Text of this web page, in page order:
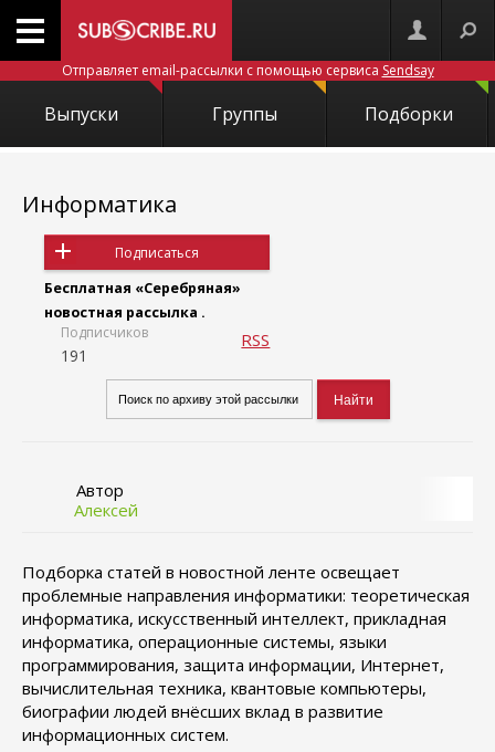
Отправляет email-рассылки с помощью сервиса Sendsay
Выпуски Группы Подборки
Информатика
Подписаться
Бесплатная «Серебряная»
новостная рассылка .
Подписчиков
191
RSS
Автор
Алексей
Подборка статей в новостной ленте освещает
проблемные направления информатики: теоретическая
информатика, искусственный интеллект, прикладная
информатика, операционные системы, языки
программирования, защита информации, Интернет,
вычислительная техника, квантовые компьютеры,
биографии людей внёсших вклад в развитие
информационных систем.